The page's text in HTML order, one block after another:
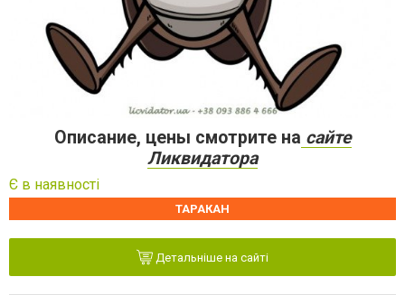
Описание, цены смотрите на сайте
Ликвидатора
Є в наявності
ТАРАКАН
Детальніше на сайті